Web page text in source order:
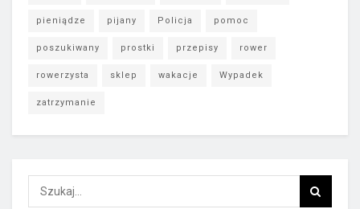
pieniądze pijany Policja pomoc
poszukiwany prostki przepisy rower
rowerzysta sklep wakacje Wypadek
zatrzymanie